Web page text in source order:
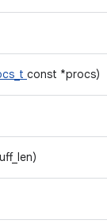
const *procs)